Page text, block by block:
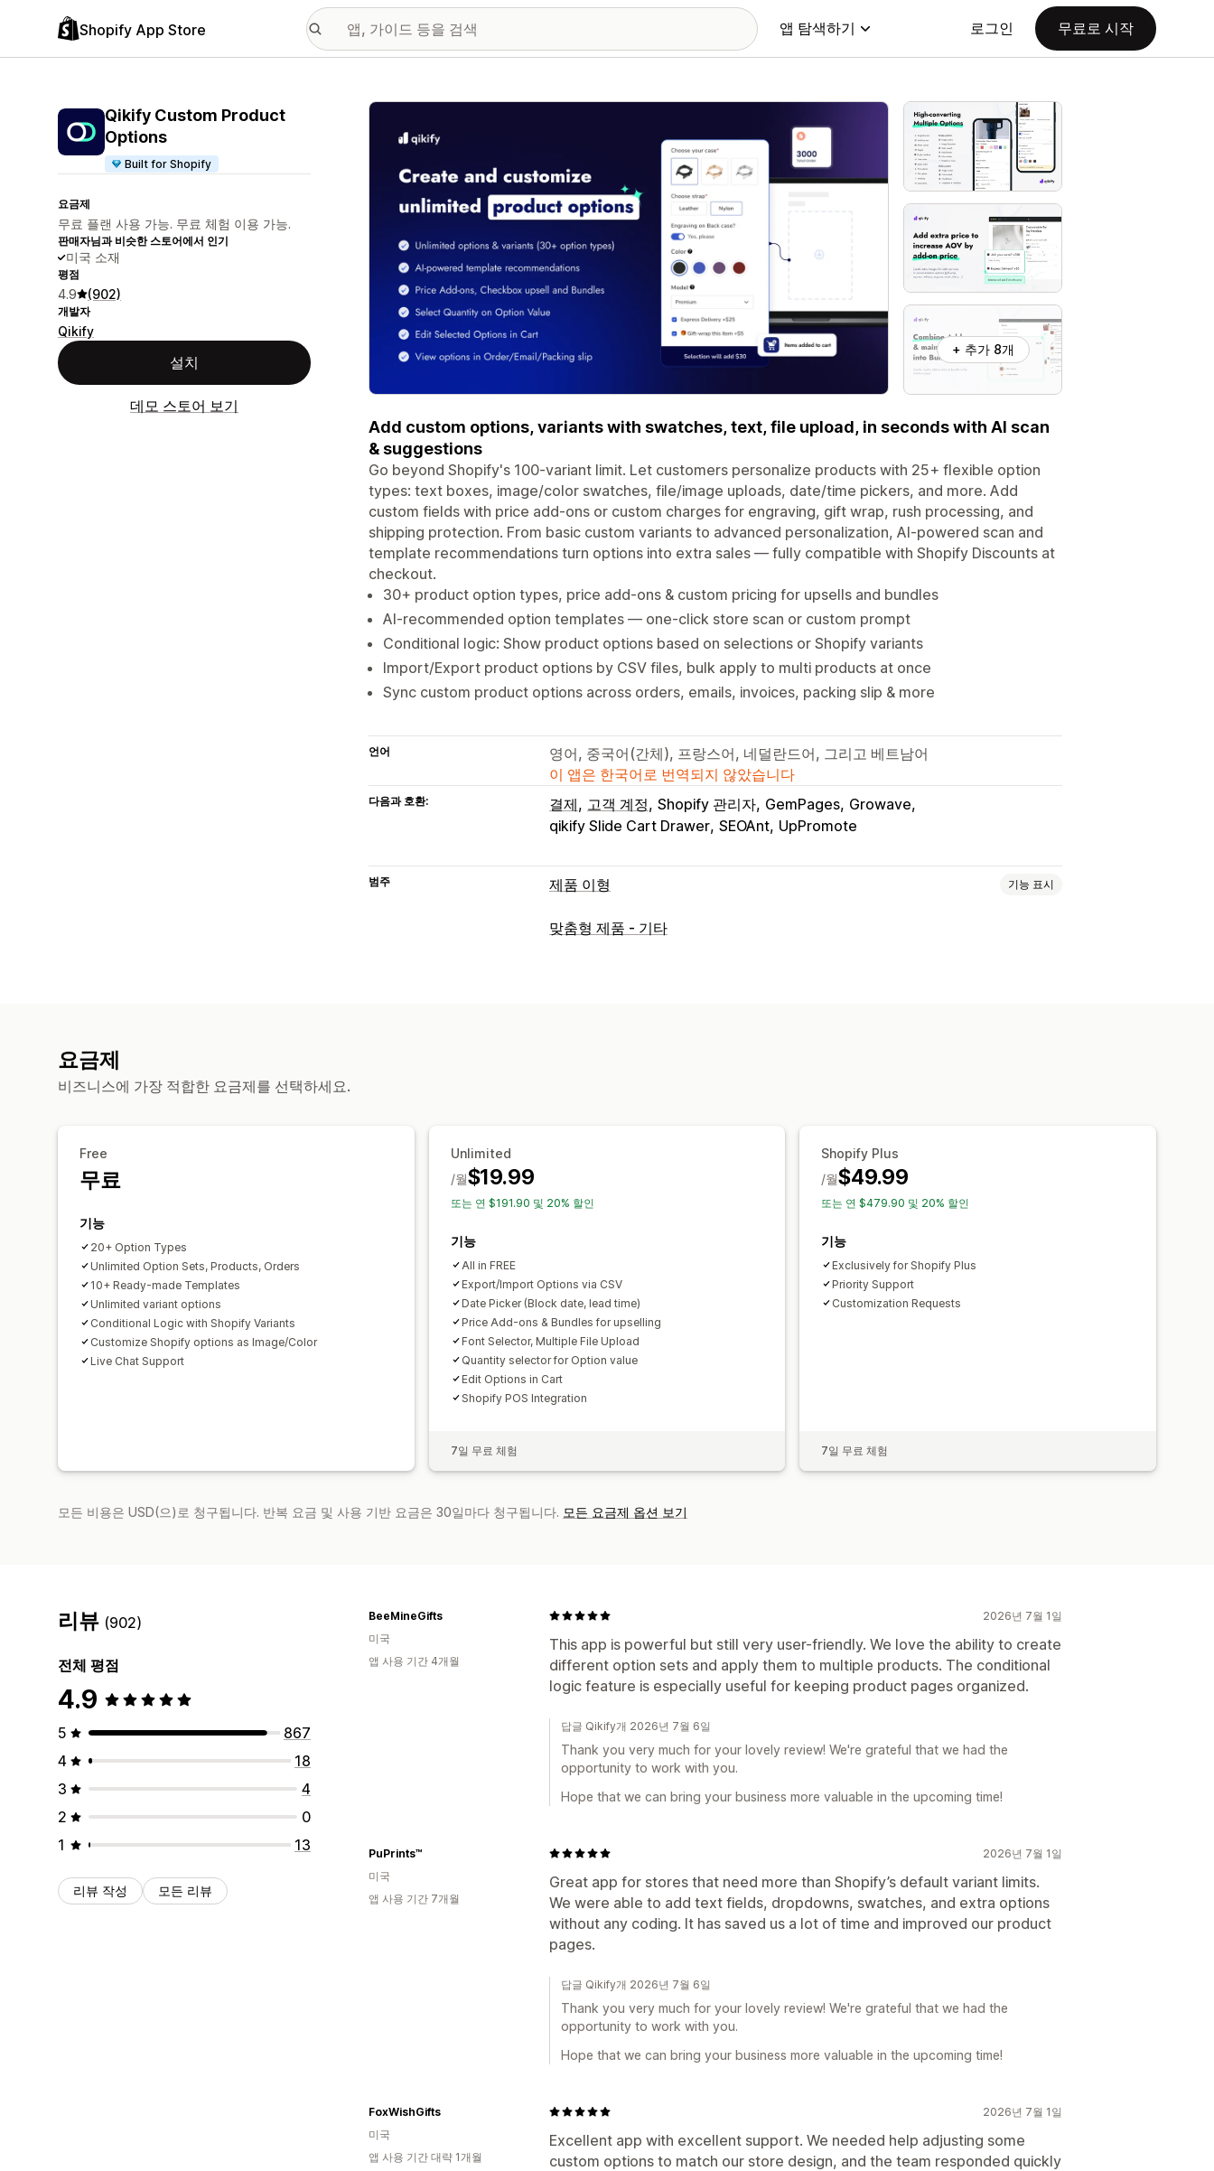
Shopify App Store 앱 탐색하기 로그인 무료로 시작
Qikify Custom Product
Options
Built for Shopify
요금제
무료 플랜 사용 가능. 무료 체험 이용 가능.
판매자님과 비슷한 스토어에서 인기
미국 소재
평점
4.9 (902)
개발자
Qikify
설치
데모 스토어 보기
추천 이미지 갤러리
+ 추가 8개
Add custom options, variants with swatches, text, file upload, in seconds with AI scan
& suggestions
Go beyond Shopify's 100-variant limit. Let customers personalize products with 25+ flexible option
types: text boxes, image/color swatches, file/image uploads, date/time pickers, and more. Add
custom fields with price add-ons or custom charges for engraving, gift wrap, rush processing, and
shipping protection. From basic custom variants to advanced personalization, AI-powered scan and
template recommendations turn options into extra sales — fully compatible with Shopify Discounts at
checkout.
30+ product option types, price add-ons & custom pricing for upsells and bundles
AI-recommended option templates — one-click store scan or custom prompt
Conditional logic: Show product options based on selections or Shopify variants
Import/Export product options by CSV files, bulk apply to multi products at once
Sync custom product options across orders, emails, invoices, packing slip & more
언어
영어, 중국어(간체), 프랑스어, 네덜란드어, 그리고 베트남어
이 앱은 한국어로 번역되지 않았습니다
다음과 호환: 결제 고객 계정 Shopify 관리자 GemPages Growave
qikify Slide Cart Drawer SEOAnt UpPromote
범주 제품 이형 기능 표시
맞춤 설정
맞춤형 제품 - 기타
요금제
비즈니스에 가장 적합한 요금제를 선택하세요.
Free
무료
기능
20+ Option Types
Unlimited Option Sets, Products, Orders
10+ Ready-made Templates
Unlimited variant options
Conditional Logic with Shopify Variants
Customize Shopify options as Image/Color
Live Chat Support
Unlimited
$19.99
/월
또는 연 $191.90 및 20% 할인
기능
All in FREE
Export/Import Options via CSV
Date Picker (Block date, lead time)
Price Add-ons & Bundles for upselling
Font Selector, Multiple File Upload
Quantity selector for Option value
Edit Options in Cart
Shopify POS Integration
7일 무료 체험
Shopify Plus
$49.99
/월
또는 연 $479.90 및 20% 할인
기능
Exclusively for Shopify Plus
Priority Support
Customization Requests
7일 무료 체험
모든 비용은 USD(으)로 청구됩니다. 반복 요금 및 사용 기반 요금은 30일마다 청구됩니다. 모든 요금제 옵션 보기
리뷰 (902)
전체 평점
4.9
5
867
4
18
3
4
2
0
1
13
리뷰 작성 모든 리뷰
2026년 7월 1일
This app is powerful but still very user-friendly. We love the ability to create
different option sets and apply them to multiple products. The conditional
logic feature is especially useful for keeping product pages organized.
BeeMineGifts
미국
앱 사용 기간 4개월
답글 Qikify개 2026년 7월 6일
Thank you very much for your lovely review! We're grateful that we had the
opportunity to work with you.
Hope that we can bring your business more valuable in the upcoming time!
2026년 7월 1일
Great app for stores that need more than Shopify’s default variant limits.
We were able to add text fields, dropdowns, swatches, and extra options
without any coding. It has saved us a lot of time and improved our product
pages.
PuPrints™️
미국
앱 사용 기간 7개월
답글 Qikify개 2026년 7월 6일
Thank you very much for your lovely review! We're grateful that we had the
opportunity to work with you.
Hope that we can bring your business more valuable in the upcoming time!
2026년 7월 1일
Excellent app with excellent support. We needed help adjusting some
custom options to match our store design, and the team responded quickly
FoxWishGifts
미국
앱 사용 기간 대략 1개월